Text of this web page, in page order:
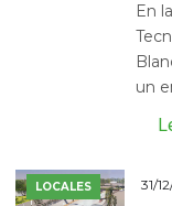
En
un
LOCALES 31/